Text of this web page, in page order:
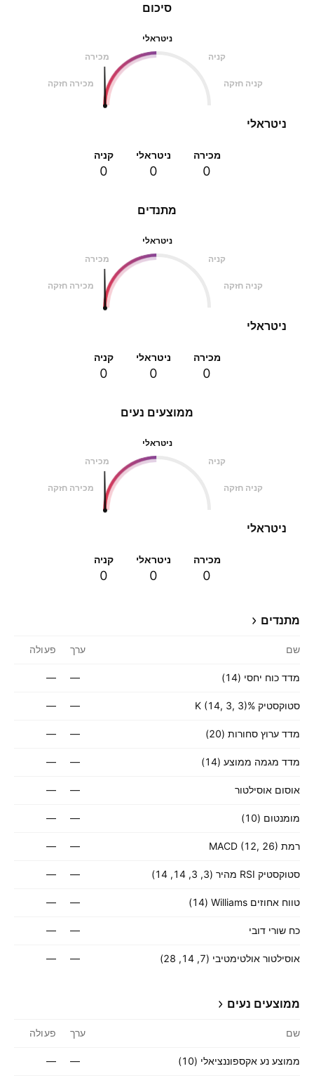
מתנדים
ניטראלי
מכירה
קניה
מכירה חזקה קניה חזקה
ניטראלי
מכירה
0
ניטראלי
0
קניה
0
סיכום
ניטראלי
מכירה
קניה
מכירה חזקה קניה חזקה
ניטראלי
מכירה
0
ניטראלי
0
קניה
0
ממוצעים נעים
ניטראלי
מכירה
קניה
מכירה חזקה קניה חזקה
ניטראלי
מכירה
0
ניטראלי
0
קניה
0
מתנדים
שם ערך פעולה
מדד כוח יחסי (14) —
—
סטוקסטיק %K (14, 3, 3) —
—
מדד ערוץ סחורות (20) —
—
מדד מגמה ממוצע (14) —
—
אוסום אוסילטור —
—
מומנטום (10) —
—
רמת MACD (12, 26) —
—
סטוקסטיק RSI מהיר (3, 3, 14, 14) —
—
טווח אחוזים Williams ‏(14) —
—
כח שורי דובי —
—
אוסילטור אולטימטיבי (7, 14, 28) —
—
ממוצעים נעים
שם ערך פעולה
ממוצע נע אקספוננציאלי (10) —
—